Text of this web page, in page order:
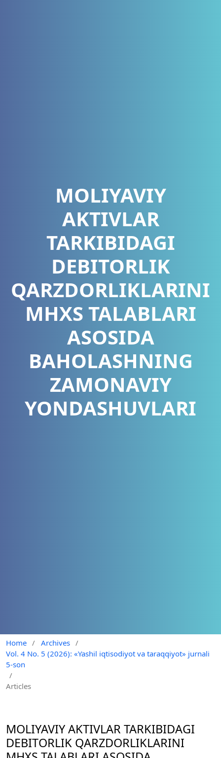
MOLIYAVIY
AKTIVLAR
TARKIBIDAGI
DEBITORLIK
QARZDORLIKLARINI
MHXS TALABLARI
ASOSIDA
BAHOLASHNING
ZAMONAVIY
YONDASHUVLARI
Home / Archives /
Vol. 4 No. 5 (2026): «Yashil iqtisodiyot va taraqqiyot» jurnali
5-son
/
Articles
MOLIYAVIY AKTIVLAR TARKIBIDAGI
DEBITORLIK QARZDORLIKLARINI